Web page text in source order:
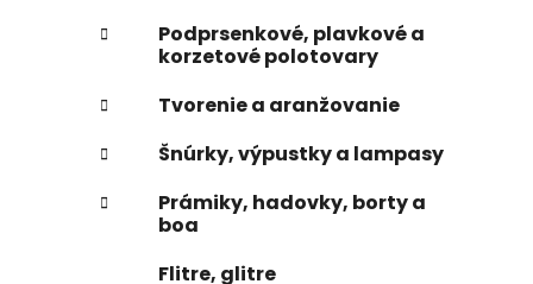
l
Podprsenkové, plavkové a
korzetové polotovary
Tvorenie a aranžovanie
Šnúrky, výpustky a lampasy
Prámiky, hadovky, borty a
boa
Flitre, glitre